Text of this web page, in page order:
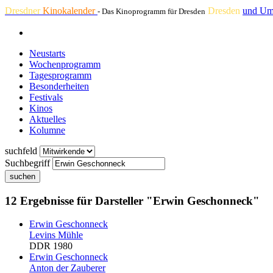
DresdnerKinokalender - Das Kinoprogramm für Dresden Dresden und
Neustarts
Wochenprogramm
Tagesprogramm
Besonderheiten
Festivals
Kinos
Aktuelles
Kolumne
suchfeld
Suchbegriff
suchen
12 Ergebnisse für Darsteller "Erwin Geschonneck"
Erwin Geschonneck
Levins Mühle
DDR 1980
Erwin Geschonneck
Anton der Zauberer